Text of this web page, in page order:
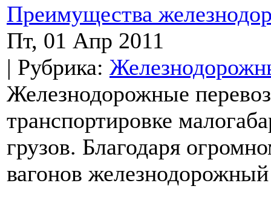
Преимущества
Пт, 01 Апр 2011
| Рубрика:
Железнодорожные
транспортировке
грузов. Благодаря
вагонов